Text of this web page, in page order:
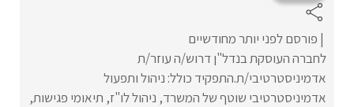
פורסם לפני יותר מחודשיים
לחברה העוסקת בנדל"ן דרוש/ה עוזר/ת
אדמיניסטרטיבי/ת.התפקיד כולל: ניהול ותפעול
אדמיניסטרטיבי שוטף של המשרד, ניהול לו"ז, תיאומי פגישות,